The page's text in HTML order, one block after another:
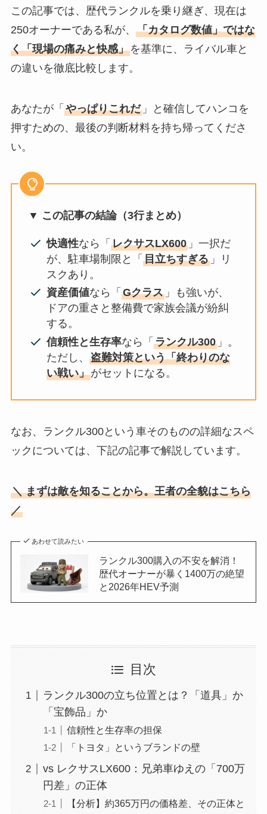
この記事では、歴代ランクルを乗り継ぎ、現在は
250オーナーである私が、 「カタログ数値」ではな
く「現場の痛みと快感」を基準に、ライバル車と
の違いを徹底比較します。
あなたが「 やっぱりこれだ」と確信してハンコを
押すための、最後の判断材料を持ち帰ってくださ
い。
▼ この記事の結論（3行まとめ）
快適性なら「レクサスLX600 」一択だ
が、駐車場制限と「目立ちすぎる 」リ
スクあり。
資産価値なら「Gクラス 」も強いが、
ドアの重さと整備費で家族会議が紛糾
する。
信頼性と生存率なら「ランクル300 」。
ただし、盗難対策という「終わりのな
い戦い」がセットになる。
なお、ランクル300という車そのものの詳細なスペ
ックについては、下記の記事で解説しています。
＼ まずは敵を知ることから。王者の全貌はこちら
／
あわせて読みたい
ランクル300購入の不安を解消！
歴代オーナーが暴く1400万の絶望
と2026年HEV予測
目次
ランクル300の立ち位置とは？「道具」か
「宝飾品」か
信頼性と生存率の担保
「トヨタ」というブランドの壁
vs レクサスLX600：兄弟車ゆえの「700万
円差」の正体
【分析】約365万円の価格差、その正体と